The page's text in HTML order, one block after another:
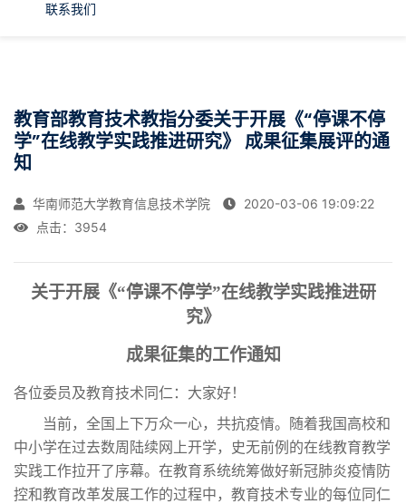
联系我们
教育部教育技术教指分委关于开展《“停课不停
学”在线教学实践推进研究》 成果征集展评的通
知
华南师范大学教育信息技术学院
2020-03-06 19:09:22
点击： 3954
关于开展《“停课不停学”在线教学实践推进研
究》
成果征集的工作通知
各位委员及教育技术同仁：大家好！
当前，全国上下万众一心，共抗疫情。随着我国高校和
中小学在过去数周陆续网上开学，史无前例的在线教育教学
实践工作拉开了序幕。在教育系统统筹做好新冠肺炎疫情防
控和教育改革发展工作的过程中，教育技术专业的每位同仁